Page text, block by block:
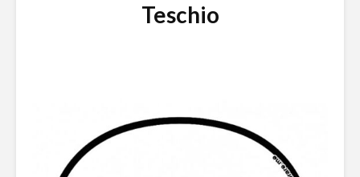
Teschio